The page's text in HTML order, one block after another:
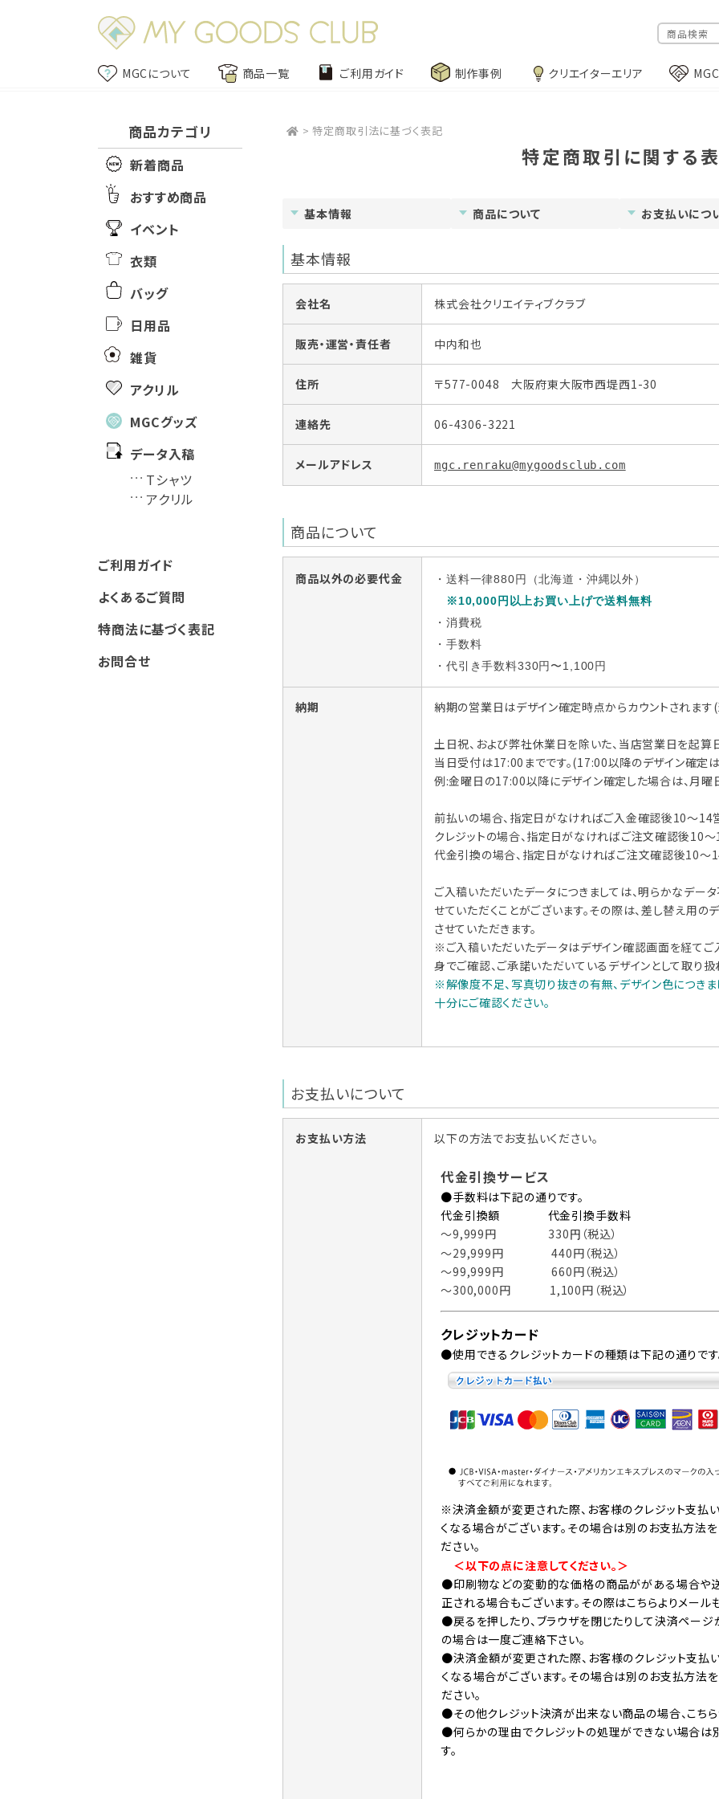
MGCについて 商品一覧 ご利用ガイド 制作事例 クリエイターエリア
商品カテゴリ
新着商品
おすすめ商品
イベント
衣類
バッグ
日用品
雑貨
アクリル
MGCグッズ
データ入稿
Tシャツ
アクリル
ご利用ガイド
よくあるご質問
特商法に基づく表記
お問合せ
>特定商取引法に基づく表記
特定商取引に関する
基本情報 商品について お支払いにつ
基本情報
会社名 株式会社クリエイティブクラブ
販売・運営・責任者 中内和也
住所 〒577-0048 大阪府東大阪市西堤西1-30
連絡先 06-4306-3221
メールアドレス mgc.renraku@mygoodsclub.com
商品について
商品以外の必要代金
・送料一律880円（北海道・沖縄以外）
※10,000 円以上お買い上げで送料無料
・消費税
・手数料
・代引き手数料330円〜1,100円
納期 納期の営業日はデザイン確定時点からカウントされます(
土日祝、および弊社休業日を除いた、当店営業日を起算
当日受付は17:00までです。(17:00以降のデザイン確定
例:金曜日の17:00以降にデザイン確定した場合は、月曜
前払いの場合、指定日がなければご入金確認後10〜14
クレジットの場合、指定日がなければご注文確認後10
代金引換の場合、指定日がなければご注文確認後10〜
ご入稿いただいたデータにつきましては、明らかなデ
せていただくことがございます。その際は、差し替え用
させていただきます。
※ご入稿いただいたデータはデザイン確認画面を経て
身でご確認、ご承諾いただいているデザインとして取り扱
※解像度不足、写真切り抜きの有無、デザイン色につき
十分にご確認ください。
お支払いについて
お支払い方法 以下の方法でお支払いください。
代金引換サービス
●手数料は下記の通りです。
代金引換額 代金引換手数料
〜9,999円
330円 （税込）
〜29,999円 440円 （税込）
〜99,999円 660円（税込）
〜300,000円 1,100円（税込）
クレジットカード
●使用できるクレジットカードの種類は下記の通りです
※決済金額が変更された際、お客様のクレジット支払
くなる場合がございます。その場合は別のお支払方法
ださい。
＜以下の点に注意してください。＞
●印刷物などの変動的な価格の商品ががある場合や
正される場合もございます。その際はこちらよりメー
●戻るを押したり、ブラウザを閉じたりして決済ページ
の場合は一度ご連絡下さい。
●決済金額が変更された際、お客様のクレジット支払
くなる場合がございます。その場合は別のお支払方法
ださい。
●その他クレジット決済が出来ない商品の場合、こち
●何らかの理由でクレジットの処理ができない場合は
す。